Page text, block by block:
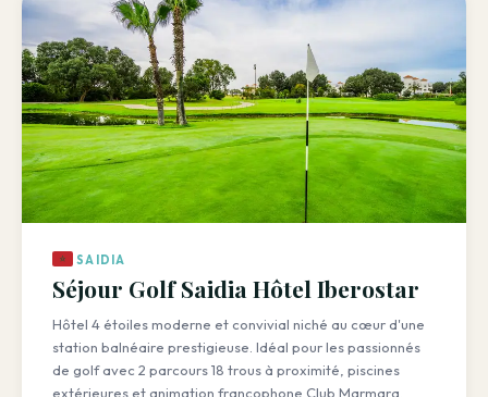
SAIDIA
Séjour Golf Saidia Hôtel Iberostar
Hôtel 4 étoiles moderne et convivial niché au cœur d'une
station balnéaire prestigieuse. Idéal pour les passionnés
de golf avec 2 parcours 18 trous à proximité, piscines
extérieures et animation francophone Club Marmara.